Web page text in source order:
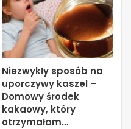
Niezwykły sposób na
uporczywy kaszel –
Domowy środek
kakaowy, który
otrzymałam…